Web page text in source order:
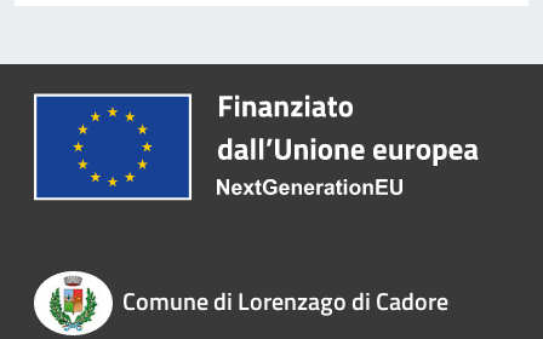
Comune di Lorenzago di Cadore